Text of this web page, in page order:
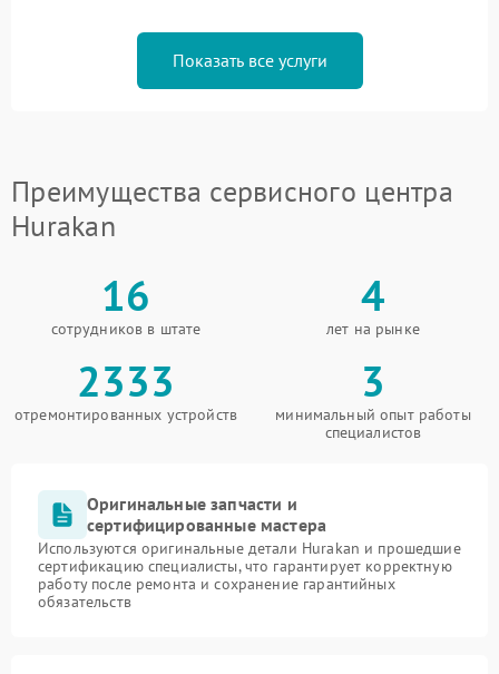
Показать все услуги
Преимущества сервисного центра
Hurakan
16
сотрудников в штате
4
лет на рынке
2333
отремонтированных устройств
3
минимальный опыт работы
специалистов
Оригинальные запчасти и
сертифицированные мастера
Используются оригинальные детали Hurakan и прошедшие
сертификацию специалисты, что гарантирует корректную
работу после ремонта и сохранение гарантийных
обязательств